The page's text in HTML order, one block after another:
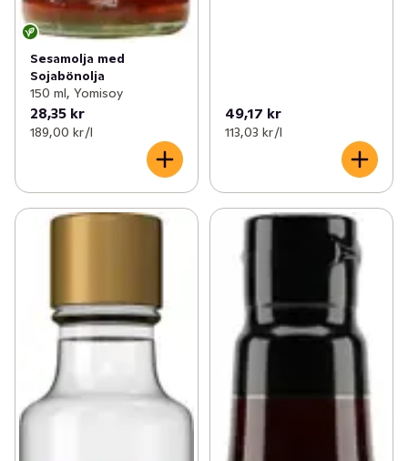
Sesamolja med
Sojabönolja
150 ml, Yomisoy
28,35 kr
189,00 kr /l
49,17 kr
113,03 kr /l